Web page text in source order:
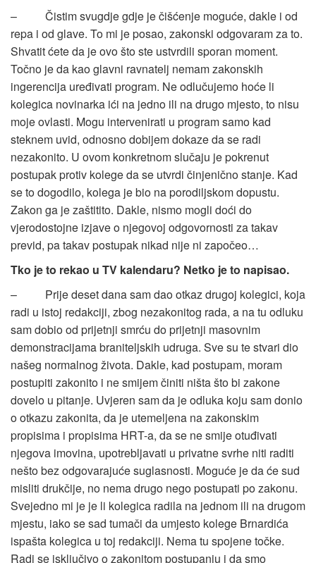
– Čistim svugdje gdje je čišćenje moguće, dakle i od
repa i od glave. To mi je posao, zakonski odgovaram za to.
Shvatit ćete da je ovo što ste ustvrdili sporan moment.
Točno je da kao glavni ravnatelj nemam zakonskih
ingerencija uređivati program. Ne odlučujemo hoće li
kolegica novinarka ići na jedno ili na drugo mjesto, to nisu
moje ovlasti. Mogu intervenirati u program samo kad
steknem uvid, odnosno dobijem dokaze da se radi
nezakonito. U ovom konkretnom slučaju je pokrenut
postupak protiv kolege da se utvrdi činjenično stanje. Kad
se to dogodilo, kolega je bio na porodiljskom dopustu.
Zakon ga je zaštitito. Dakle, nismo mogli doći do
vjerodostojne izjave o njegovoj odgovornosti za takav
previd, pa takav postupak nikad nije ni započeo…
Tko je to rekao u TV kalendaru? Netko je to napisao.
– Prije deset dana sam dao otkaz drugoj kolegici, koja
radi u istoj redakciji, zbog nezakonitog rada, a na tu odluku
sam dobio od prijetnji smrću do prijetnji masovnim
demonstracijama braniteljskih udruga. Sve su te stvari dio
našeg normalnog života. Dakle, kad postupam, moram
postupiti zakonito i ne smijem činiti ništa što bi zakone
dovelo u pitanje. Uvjeren sam da je odluka koju sam donio
o otkazu zakonita, da je utemeljena na zakonskim
propisima i propisima HRT-a, da se ne smije otuđivati
njegova imovina, upotrebljavati u privatne svrhe niti raditi
nešto bez odgovarajuće suglasnosti. Moguće je da će sud
misliti drukčije, no nema drugo nego postupati po zakonu.
Svejedno mi je je li kolegica radila na jednom ili na drugom
mjestu, iako se sad tumači da umjesto kolege Brnardića
ispašta kolegica u toj redakciji. Nema tu spojene točke.
Radi se isključivo o zakonitom postupanju i da smo